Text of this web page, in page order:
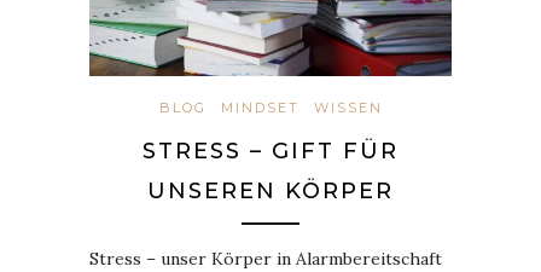
BLOG MINDSET WISSEN
STRESS – GIFT FÜR
UNSEREN KÖRPER
Stress – unser Körper in Alarmbereitschaft